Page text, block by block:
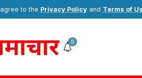
to the Privacy Policy and Terms of
9